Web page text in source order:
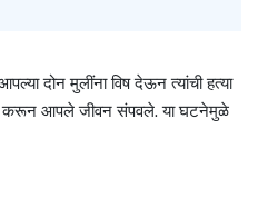
दोन मुलींना विष देऊन त्यांची हत्या
करून आपले जीवन संपवले. या घटनेमुळे